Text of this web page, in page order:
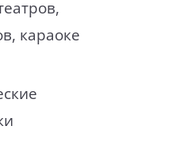
караоке